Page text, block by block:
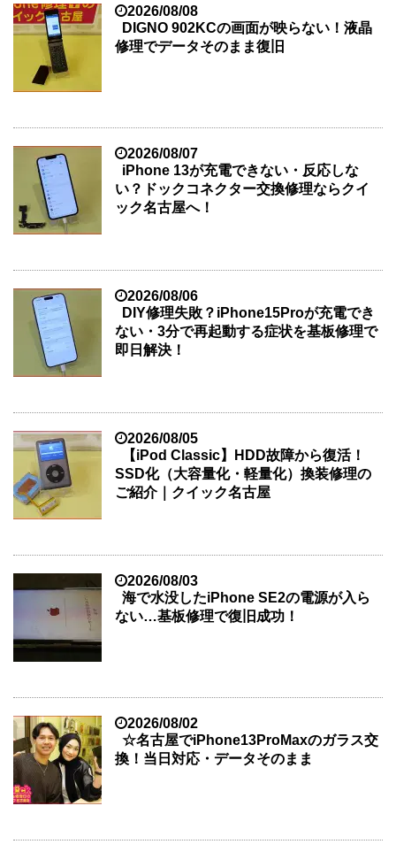
2026/08/08
DIGNO 902KCの画面が映らない！液晶
修理でデータそのまま復旧
2026/08/07
iPhone 13が充電できない・反応しな
い？ドックコネクター交換修理ならクイ
ック名古屋へ！
2026/08/06
DIY修理失敗？iPhone15Proが充電でき
ない・3分で再起動する症状を基板修理で
即日解決！
2026/08/05
【iPod Classic】HDD故障から復活！
SSD化（大容量化・軽量化）換装修理の
ご紹介｜クイック名古屋
2026/08/03
海で水没したiPhone SE2の電源が入ら
ない…基板修理で復旧成功！
2026/08/02
☆名古屋でiPhone13ProMaxのガラス交
換！当日対応・データそのまま